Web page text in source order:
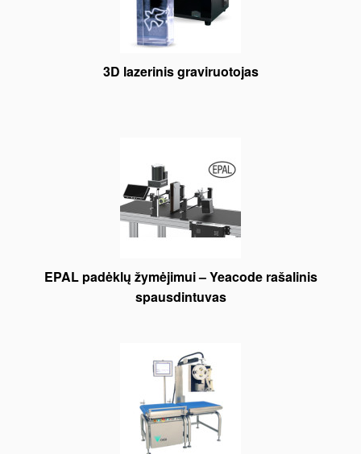
3D lazerinis graviruotojas
EPAL padėklų žymėjimui – Yeacode rašalinis
spausdintuvas